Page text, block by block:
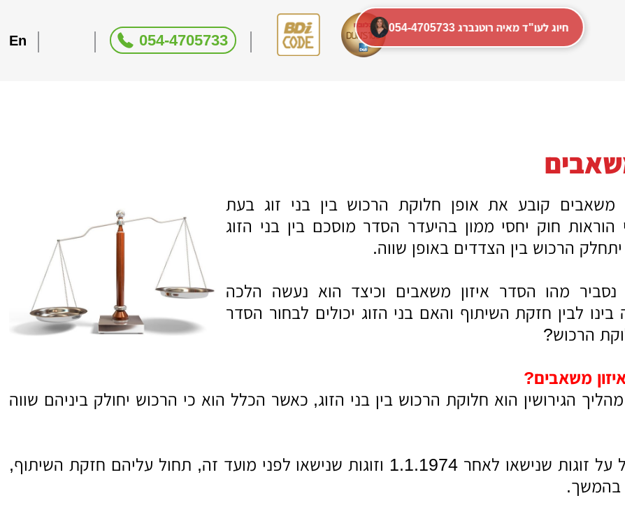
054-4705733
En
משאבים קובע את אופן חלוקת הרכוש בין בני זוג בעת
הוראות חוק יחסי ממון בהיעדר הסדר מוסכם בין בני הזוג
יתחלק הרכוש בין הצדדים באופן שווה.
מהו הסדר איזון משאבים וכיצד הוא נעשה הלכה
לבין חזקת השיתוף והאם בני הזוג יכולים לבחור הסדר
הרכוש?
משאבים?
הגירושין הוא חלוקת הרכוש בין בני הזוג, כאשר הכלל הוא כי הרכוש יחולק ביניהם שווה
הסדר זה חל על זוגות שנישאו לאחר 1.1.1974 וזוגות שנישאו לפני מועד זה, תחול עליהם חזקת השיתוף,
בהמשך.
054-4705733 חיוג לעו"ד מאיה רוטנברג